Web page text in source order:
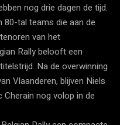
nog drie dagen de tijd.
80-tal teams die aan de
van het
Rally belooft een
Na de overwinning
Vlaanderen, blijven Niels
nog volop in de